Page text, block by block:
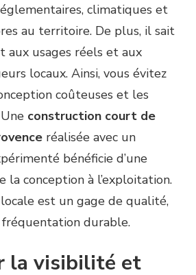
climatiques et
au territoire. De plus, il sait
aux usages réels et aux
locaux. Ainsi, vous évitez
coûteuses et les
construction court de
réalisée avec un
bénéficie d’une
la conception à l’exploitation.
est un gage de qualité,
durable.
la visibilité et